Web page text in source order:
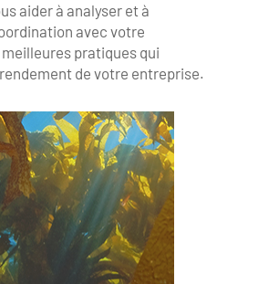
aider à analyser et à
avec votre
pratiques qui
de votre entreprise.